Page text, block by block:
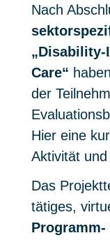
Nach
„Disability-
Care“
der
Hier eine
Aktivität
Das
tätiges,